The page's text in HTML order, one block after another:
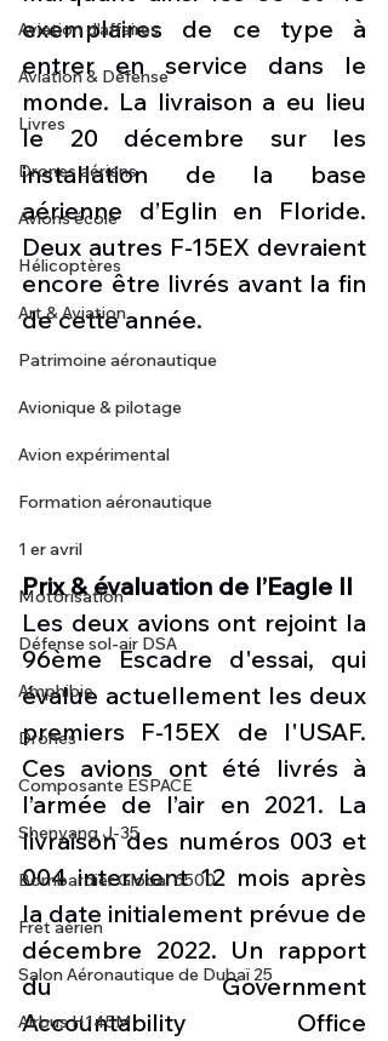
Aviation d'affaires
Aviation & Défense
Livres
Drones aériens
Avions école
Hélicoptères
Art & Aviation
Patrimoine aéronautique
Avionique & pilotage
Avion expérimental
Formation aéronautique
1 er avril
Motorisation
Défense sol-air DSA
Amphibie
Drones
Composante ESPACE
Shenyang J-35
Bombardier Global 6500
Fret aérien
Salon Aéronautique de Dubaï 25
Airbus H145M
exemplaires de ce type à
entrer en service dans le
monde. La livraison a eu lieu
le 20 décembre sur les
installation de la base
aérienne d’Eglin en Floride.
Deux autres F-15EX devraient
encore être livrés avant la fin
de cette année.
Prix & évaluation de l’Eagle II
Les deux avions ont rejoint la
96ème Escadre d'essai, qui
évalue actuellement les deux
premiers F-15EX de l'USAF.
Ces avions ont été livrés à
l’armée de l’air en 2021. La
livraison des numéros 003 et
004 intervient 12 mois après
la date initialement prévue de
décembre 2022. Un rapport
du Government
Accountability Office